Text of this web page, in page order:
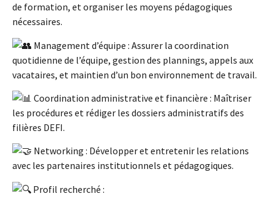
de formation, et organiser les moyens pédagogiques
nécessaires.
Management d’équipe : Assurer la coordination
quotidienne de l’équipe, gestion des plannings, appels aux
vacataires, et maintien d’un bon environnement de travail.
Coordination administrative et financière : Maîtriser
les procédures et rédiger les dossiers administratifs des
filières DEFI.
Networking : Développer et entretenir les relations
avec les partenaires institutionnels et pédagogiques.
Profil recherché :